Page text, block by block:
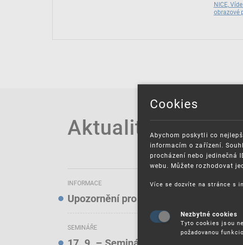
NICE,
obrazové
Aktuality
INFORMACE
Upozornění pro uživatele
SEMINÁŘE
Cookies
Abychom poskytli co
informacím o zařízení.
procházení nebo jedinečná
webu. Můžete rozhodovat
Více se dozvíte na stránce s
Nezbytné cookies
Tyto cookies jsou
požadovanou